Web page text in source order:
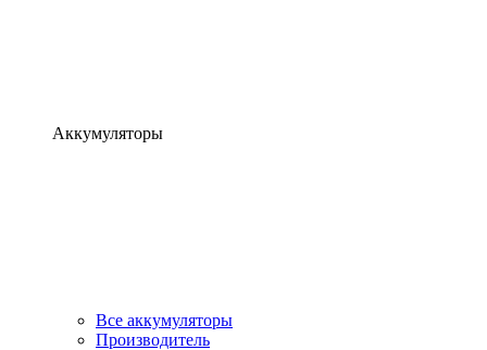
Аккумуляторы
Все аккумуляторы
Производитель